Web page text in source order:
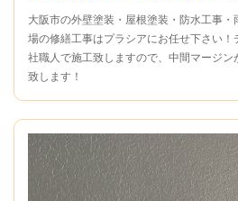
大阪市の外壁塗装・屋根塗装・防水工事
場の修繕工事はプラシアにお任せ下さい！
社職人で施工致しますので、中間マージ
致します！